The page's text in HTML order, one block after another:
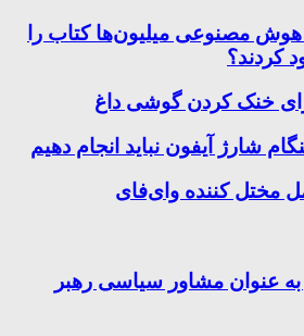
مصنوعی میلیون‌ها کتاب را
کردند؟
خنک کردن گوشی داغ
شارژ آیفون نباید انجام دهیم
مختل کننده وای‌فای
به عنوان مشاور سیاسی رهبر